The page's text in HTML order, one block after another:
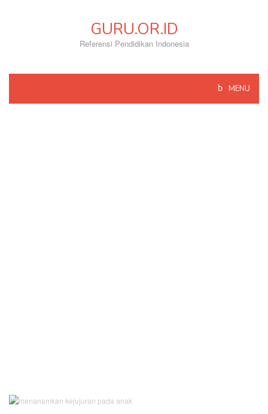
GURU.OR.ID
Referensi Pendidikan Indonesia
MENU